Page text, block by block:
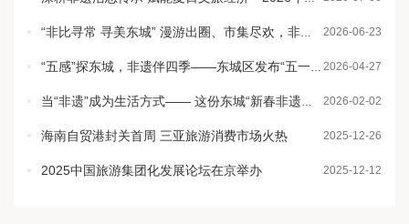
2026-06-23
“非比寻常 寻美东城” 漫游出圈、市集尽欢，非遗体验点燃初夏东城
2026-04-27
“五感”探东城，非遗伴四季——东城区发布“五一·非遗节日菜单”...
2026-02-02
当“非遗”成为生活方式—— 这份东城“新春非遗节日菜单”请查收
2025-12-26
海南自贸港封关首周 三亚旅游消费市场火热
2025-12-12
2025中国旅游集团化发展论坛在京举办